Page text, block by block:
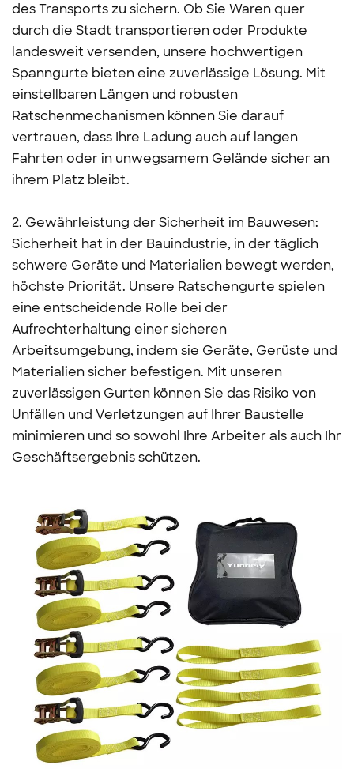
des Transports zu sichern. Ob Sie Waren quer
durch die Stadt transportieren oder Produkte
landesweit versenden, unsere hochwertigen
Spanngurte bieten eine zuverlässige Lösung. Mit
einstellbaren Längen und robusten
Ratschenmechanismen können Sie darauf
vertrauen, dass Ihre Ladung auch auf langen
Fahrten oder in unwegsamem Gelände sicher an
ihrem Platz bleibt.
2. Gewährleistung der Sicherheit im Bauwesen:
Sicherheit hat in der Bauindustrie, in der täglich
schwere Geräte und Materialien bewegt werden,
höchste Priorität. Unsere Ratschengurte spielen
eine entscheidende Rolle bei der
Aufrechterhaltung einer sicheren
Arbeitsumgebung, indem sie Geräte, Gerüste und
Materialien sicher befestigen. Mit unseren
zuverlässigen Gurten können Sie das Risiko von
Unfällen und Verletzungen auf Ihrer Baustelle
minimieren und so sowohl Ihre Arbeiter als auch Ihr
Geschäftsergebnis schützen.